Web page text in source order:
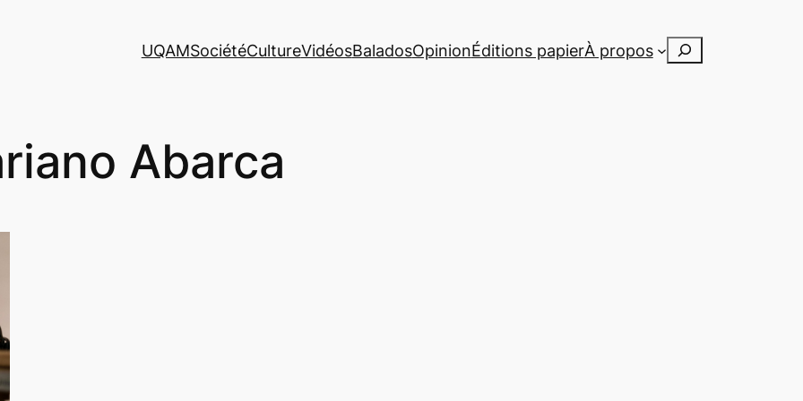
UQAMSociétéCultureVidéosBaladosOpinionÉditions papierÀ propos Rechercher
Abarca